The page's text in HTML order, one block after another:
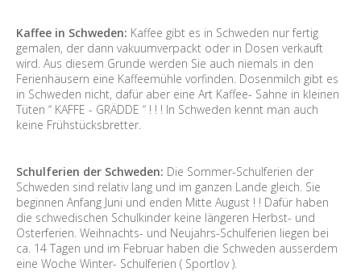
Kaffee in Schweden: Kaffee gibt es in Schweden nur fertig
gemalen, der dann vakuumverpackt oder in Dosen verkauft
wird. Aus diesem Grunde werden Sie auch niemals in den
Ferienhäusern eine Kaffeemühle vorfinden. Dosenmilch gibt es
in Schweden nicht, dafür aber eine Art Kaffee- Sahne in kleinen
Tüten “ KAFFE - GRÄDDE “ ! ! ! In Schweden kennt man auch
keine Frühstücksbretter.
Schulferien der Schweden: Die Sommer-Schulferien der
Schweden sind relativ lang und im ganzen Lande gleich. Sie
beginnen Anfang Juni und enden Mitte August ! ! Dafür haben
die schwedischen Schulkinder keine längeren Herbst- und
Osterferien. Weihnachts- und Neujahrs-Schulferien liegen bei
ca. 14 Tagen und im Februar haben die Schweden ausserdem
eine Woche Winter- Schulferien ( Sportlov ).